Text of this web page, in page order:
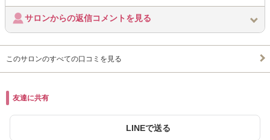
サロンからの返信コメントを見る
このサロンのすべての口コミを見る
友達に共有
LINEで送る